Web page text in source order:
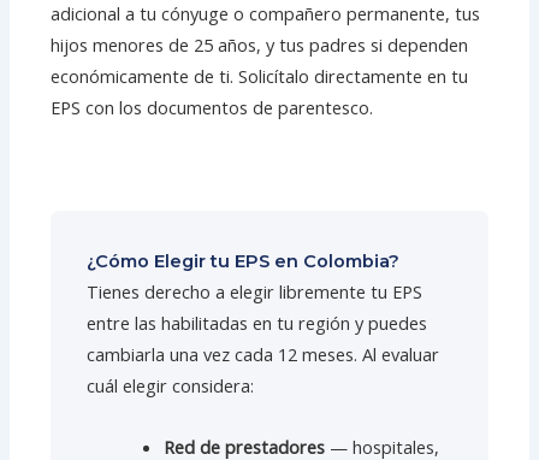
adicional a tu cónyuge o compañero permanente, tus
hijos menores de 25 años, y tus padres si dependen
económicamente de ti. Solicítalo directamente en tu
EPS con los documentos de parentesco.
¿Cómo Elegir tu EPS en Colombia?
Tienes derecho a elegir libremente tu EPS
entre las habilitadas en tu región y puedes
cambiarla una vez cada 12 meses. Al evaluar
cuál elegir considera:
Red de prestadores — hospitales,